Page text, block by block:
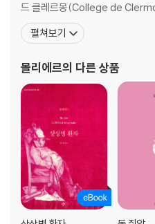
드 클레르몽(College de
학업을 시작했다. 귀족과 상류층
교에는 당시 유명한 수학자이자
니에, 시라노 드 베르주라크 등과
펼쳐보기
몰리에르의 다른 상품